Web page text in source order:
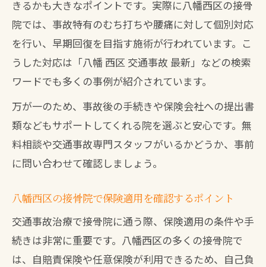
きるかも大きなポイントです。実際に八幡西区の接骨
院では、事故特有のむち打ちや腰痛に対して個別対応
を行い、早期回復を目指す施術が行われています。こ
うした対応は「八幡 西区 交通事故 最新」などの検索
ワードでも多くの事例が紹介されています。
万が一のため、事故後の手続きや保険会社への提出書
類などもサポートしてくれる院を選ぶと安心です。無
料相談や交通事故専門スタッフがいるかどうか、事前
に問い合わせて確認しましょう。
八幡西区の接骨院で保険適用を確認するポイント
交通事故治療で接骨院に通う際、保険適用の条件や手
続きは非常に重要です。八幡西区の多くの接骨院で
は、自賠責保険や任意保険が利用できるため、自己負